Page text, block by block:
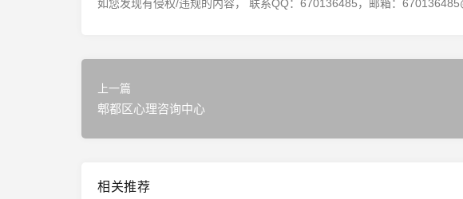
如您发现有侵权/违规的内容， 联系QQ：670136485，邮箱：
上一篇
郫都区心理咨询中心
相关推荐